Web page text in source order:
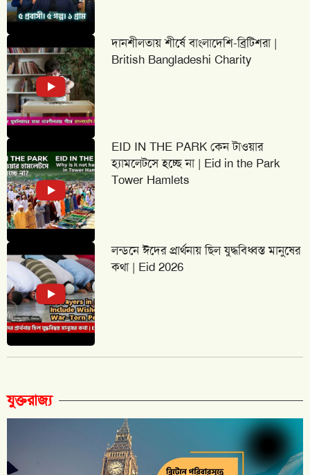
দানশীলতায় শীর্ষে বাংলাদেশি-ব্রিটিশরা |
British Bangladeshi Charity
EID IN THE PARK কেন টাওয়ার
হ্যামলেটসে হচ্ছে না | Eid in the Park
Tower Hamlets
লন্ডনে ঈদের প্রার্থনায় ছিল যুদ্ধবিধ্বস্ত মানুষের
কথা | Eid 2026
যুক্তরাজ্য